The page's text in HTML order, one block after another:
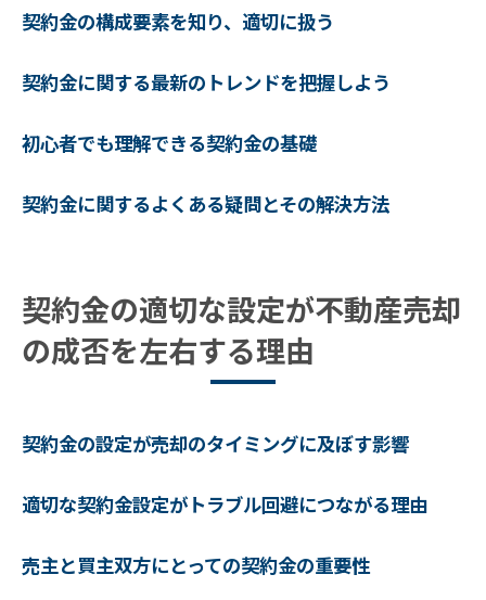
専門家が教える不動産売却契約金の交渉術
プロが勧める契約金交渉の基本
契約金交渉でのプロの視点とアドバイス
プロのノウハウを活用した契約金交渉術
不動産売却契約金の全体像を理解し安心して取
引を進めよう
取引前に知っておきたい契約金の全体図
契約金についての全体像を学び、計画を立
安心できる取引のために契約金を見直そう
契約金の構成要素を知り、適切に扱う
契約金に関する最新のトレンドを把握しよう
初心者でも理解できる契約金の基礎
契約金に関するよくある疑問とその解決方法
契約金の適切な設定が不動産売却
の成否を左右する理由
契約金の設定が売却のタイミングに及ぼす影響
適切な契約金設定がトラブル回避につながる理由
売主と買主双方にとっての契約金の重要性